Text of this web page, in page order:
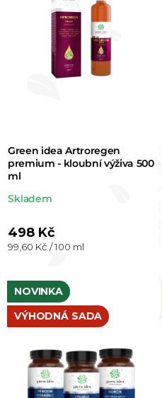
ů
Green idea Artroregen
premium - kloubní výživa 500
ml
Průměrné
produktu
z 5
hvězdiček.
Skladem
498 Kč
Měrná
99,60 Kč / 100 ml
NOVINKA
VÝHODNÁ SADA